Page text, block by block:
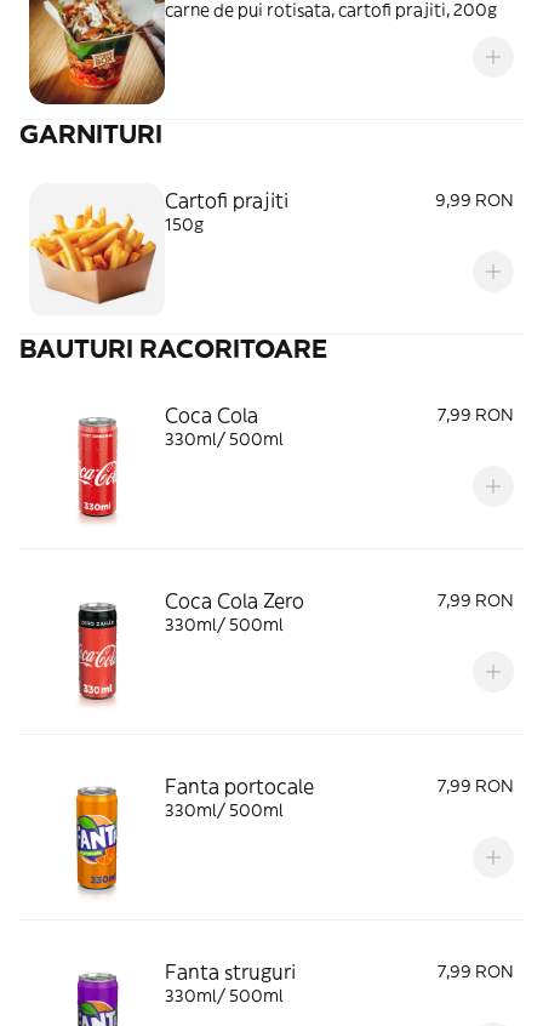
carne de pui rotisata, cartofi prajiti, 200g
GARNITURI
Cartofi prajiti
9,99 RON
150g
BAUTURI RACORITOARE
Coca Cola
7,99 RON
330ml/ 500ml
Coca Cola Zero
7,99 RON
330ml/ 500ml
Fanta portocale
7,99 RON
330ml/ 500ml
Fanta struguri
7,99 RON
330ml/ 500ml